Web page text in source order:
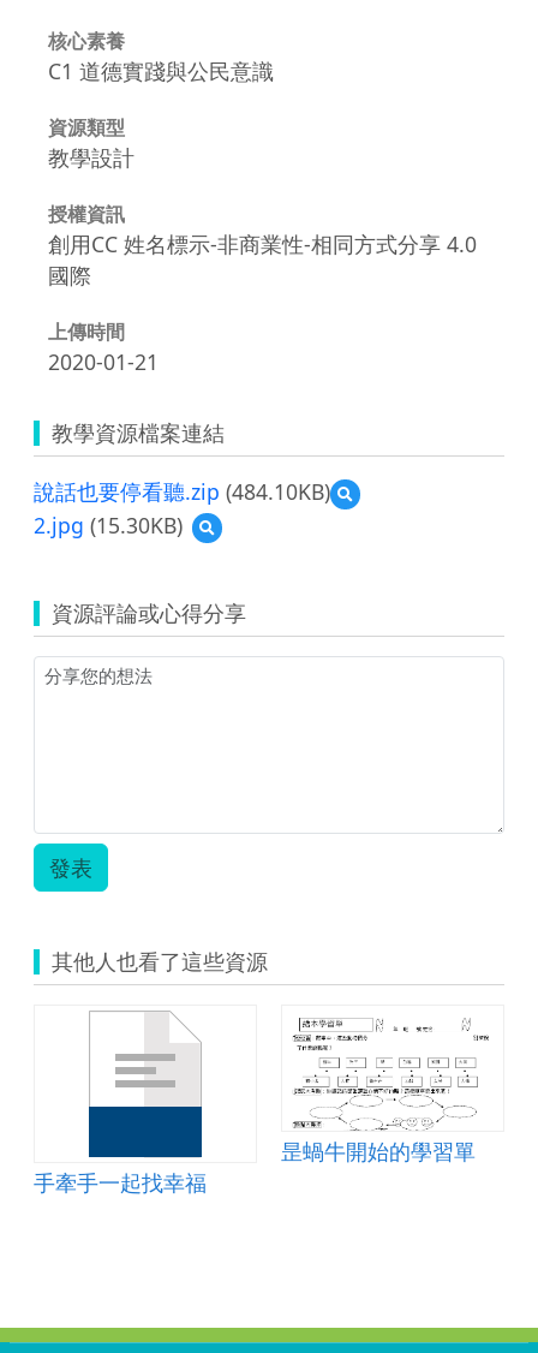
核心素養
C1 道德實踐與公民意識
資源類型
教學設計
授權資訊
創用CC 姓名標示-非商業性-相同方式分享 4.0
國際
上傳時間
2020-01-21
教學資源檔案連結
說話也要停看聽.zip (484.10KB)
預
覽
看
2.jpg (15.30KB)
預
覽
資源評論或心得分享
發表
其他人也看了這些資源
手牽手一起找幸福
昰蝸牛開始的學習單